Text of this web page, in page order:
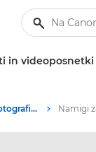
in videoposnetki
Namigi in tehnike za fotografiranje in tiskanje Namigi